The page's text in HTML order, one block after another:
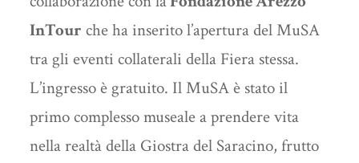
InTour che ha inserito l’apertura del MuSA
tra gli eventi collaterali della Fiera stessa.
L’ingresso è gratuito. Il MuSA è stato il
primo complesso museale a prendere vita
nella realtà della Giostra del Saracino, frutto